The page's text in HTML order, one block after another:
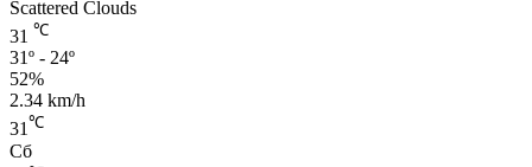
Scattered Clouds
31 ℃
31º - 24º
52%
2.34 km/h
31℃
Сб